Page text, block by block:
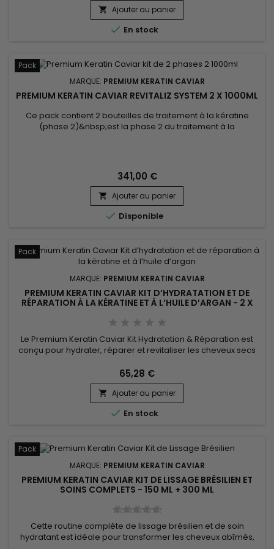
 Ajouter au panier
 En stock
Pack
MARQUE: PREMIUM KERATIN CAVIAR
PREMIUM KERATIN CAVIAR REVITALIZ SYSTEM 2 X 1000ML
Ce pack contient 2 bouteilles de traitement à la kératine
(phase 2)&nbsp;est la phase 2 du traitement à la
répare les cheveux abîmés et affaiblis. &nbsp;Premium
Keratin Caviar donne...
341,00 €
 Ajouter au panier
 Disponible
Pack
MARQUE: PREMIUM KERATIN CAVIAR
PREMIUM KERATIN CAVIAR KIT D’HYDRATATION ET DE
RÉPARATION À LA KÉRATINE ET À L’HUILE D’ARGAN - 2 X
Le Premium Keratin Caviar Kit Hydratation & Réparation est
conçu pour hydrater, réparer et revitaliser les cheveux secs
à la Kératine et à l'Huile d'Argan. Le shampoing nettoie en
profondeur tout en hydratant et réparant les cheveux. Le soin,
élimine les frisottis et redonne de la brillance...
65,28 €
 Ajouter au panier
 En stock
Pack
MARQUE: PREMIUM KERATIN CAVIAR
PREMIUM KERATIN CAVIAR KIT DE LISSAGE BRÉSILIEN ET
SOINS COMPLETS - 150 ML + 300 ML
Cette routine complète de lissage brésilien et de soin
hydratant est idéale pour transformer les cheveux abîmés,